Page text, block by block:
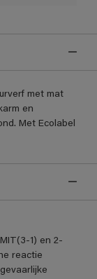
met mat
en
Met Ecolabel
1) en 2-
reactie